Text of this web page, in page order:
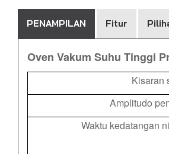
PENAMPILAN Fitur
Oven Vakum Suhu Tinggi
Kisaran
Amplitudo
Waktu kedatangan